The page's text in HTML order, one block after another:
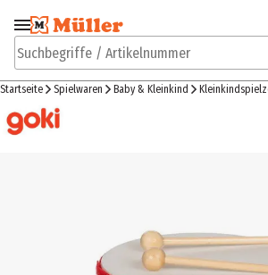
Zur Navigation
springen
Zum
Suchbegriffe / Artikelnummer
Startseite Spielwaren Baby & Kleinkind